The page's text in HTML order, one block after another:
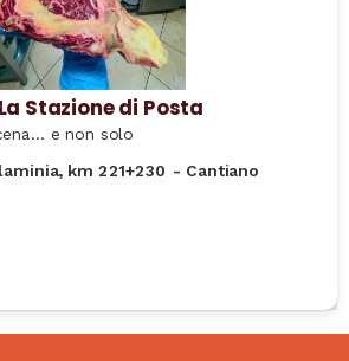
Stazione di Posta
e non solo
km 221+230 - Cantiano